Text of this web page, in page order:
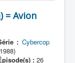
= Avion
: Cybercop
:26